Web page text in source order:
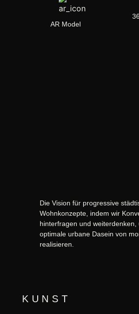
AR Model
Die Vision für progressive
Wohnkonzepte, indem wir
hinterfragen und weiterdenken,
optimale urbane Dasein von
realisieren.
KUNST